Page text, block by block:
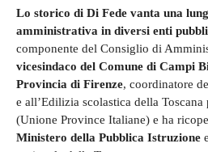
Lo storico di Di Fede vanta una
amministrativa in diversi enti
componente del Consiglio di
vicesindaco del Comune di Campi
Provincia di Firenze, coordinatore
e all’Edilizia scolastica della Toscana
(Unione Province Italiane) e ha
Ministero della Pubblica Istruzione